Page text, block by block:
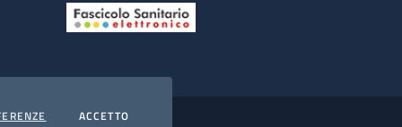
COOKIESACCETTOI COOKIES